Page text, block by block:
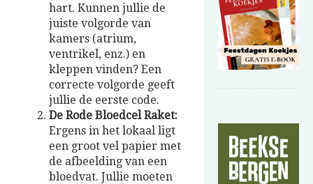
hart. Kunnen jullie de
juiste volgorde van
kamers (atrium,
ventrikel, enz.) en
kleppen vinden? Een
correcte volgorde geeft
jullie de eerste code.
De Rode Bloedcel Raket:
Ergens in het lokaal ligt
een groot vel papier met
de afbeelding van een
bloedvat. Jullie moeten